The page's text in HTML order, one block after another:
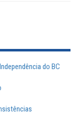
do BC